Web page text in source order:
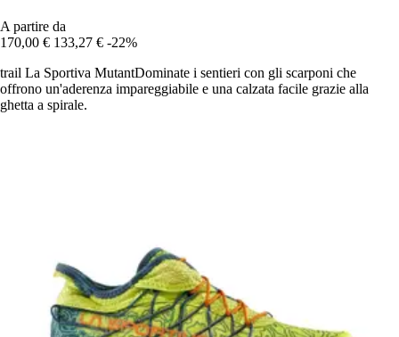
A partire da
170,00 € 133,27 € -22%
trail La Sportiva MutantDominate i sentieri con gli scarponi che
offrono un'aderenza impareggiabile e una calzata facile grazie alla
ghetta a spirale.